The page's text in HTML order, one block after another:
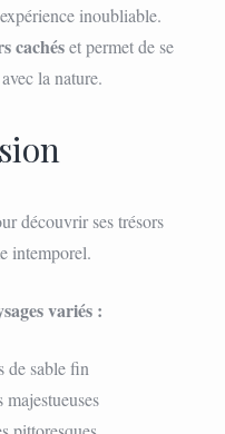
inoubliable.
cachéset permet de se
la nature.
découvrir ses trésors
intemporel.
variés :
de sable fin
majestueuses